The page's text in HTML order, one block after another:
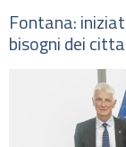
Fontana:
bisogni dei